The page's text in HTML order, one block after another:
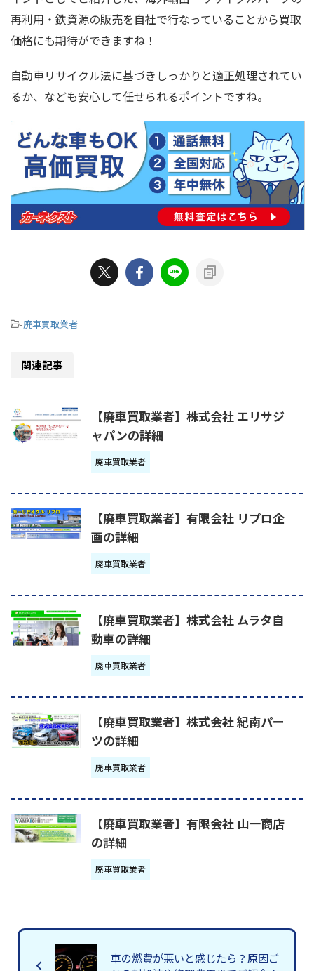
再利用・鉄資源の販売を自社で行なっていることから買取
価格にも期待ができますね！
自動車リサイクル法に基づきしっかりと適正処理されてい
るか、なども安心して任せられるポイントですね。
-廃車買取業者
関連記事
【廃車買取業者】株式会社 エリサジ
ャパンの詳細
廃車買取業者
【廃車買取業者】有限会社 リプロ企
画の詳細
廃車買取業者
【廃車買取業者】株式会社 ムラタ自
動車の詳細
廃車買取業者
【廃車買取業者】株式会社 紀南パー
ツの詳細
廃車買取業者
【廃車買取業者】有限会社 山一商店
の詳細
廃車買取業者
車の燃費が悪いと感じたら？原因ご